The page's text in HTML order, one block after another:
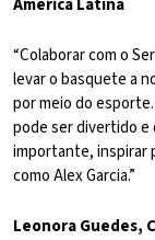
América Latina
“Colaborar com o
levar o basquete a
por meio do
pode ser divertido e
importante, inspirar
como Alex Garcia.”
Leonora Guedes,